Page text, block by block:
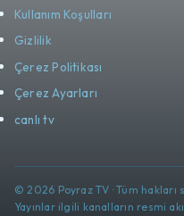
Kullanım Koşulları
Gizlilik
Çerez Politikası
Çerez Ayarları
canlı tv
© 2026 Poyraz TV · Tüm hakları
Yayınlar ilgili kanalların resmi